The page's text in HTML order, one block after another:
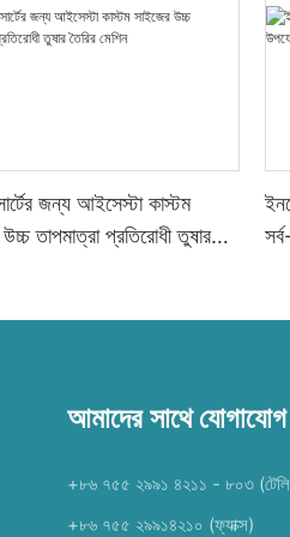
জন্য আইসেস্টা কাস্টম
তাপমাত্রা প্রতিরোধী তুষার
আমাদের সাথে
+৮৬ ৭৫৫ ২৯৯১ ৪২১১ - ৮০৩
+৮৬ ৭৫৫ ২৯৯১৪২১০ (ফ্যাক্স)